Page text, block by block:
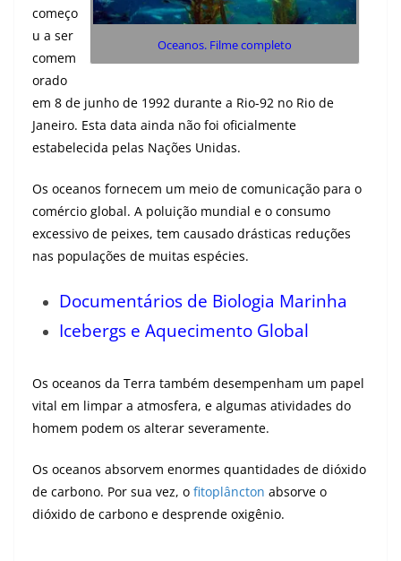
Oceanos. Filme completo
começo
u a ser
comem
orado
em 8 de junho de 1992 durante a Rio-92 no Rio de
Janeiro. Esta data ainda não foi oficialmente
estabelecida pelas Nações Unidas.
Os oceanos fornecem um meio de comunicação para o
comércio global. A poluição mundial e o consumo
excessivo de peixes, tem causado drásticas reduções
nas populações de muitas espécies.
Documentários de Biologia Marinha
Icebergs e Aquecimento Global
Os oceanos da Terra também desempenham um papel
vital em limpar a atmosfera, e algumas atividades do
homem podem os alterar severamente.
Os oceanos absorvem enormes quantidades de dióxido
de carbono. Por sua vez, o fitoplâncton absorve o
dióxido de carbono e desprende oxigênio.